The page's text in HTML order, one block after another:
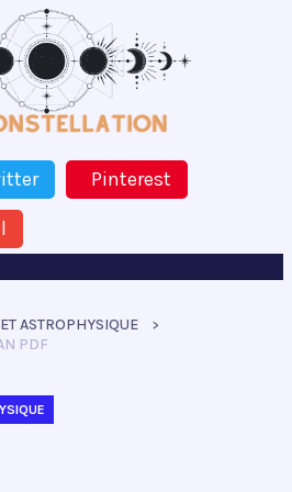
Pinterest
ASTROPHYSIQUE
PDF